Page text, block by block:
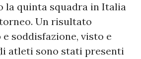
la quinta squadra in Italia
Un risultato
soddisfazione, visto e
atleti sono stati presenti